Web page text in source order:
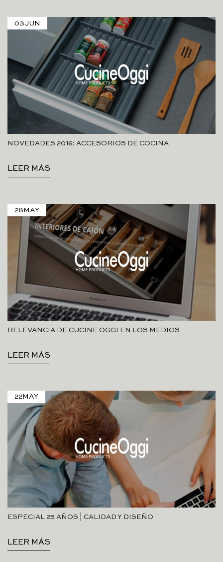
NOVEDADES 2016: ACCESORIOS DE COCINA
LEER MÁS
03JUN
RELEVANCIA DE CUCINE OGGI EN LOS MEDIOS
LEER MÁS
28MAY
ESPECIAL 25 AÑOS | CALIDAD Y DISEÑO
LEER MÁS
22 MAY